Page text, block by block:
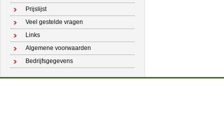
Prijslijst
Veel gestelde vragen
Links
Algemene voorwaarden
Bedrijfsgegevens